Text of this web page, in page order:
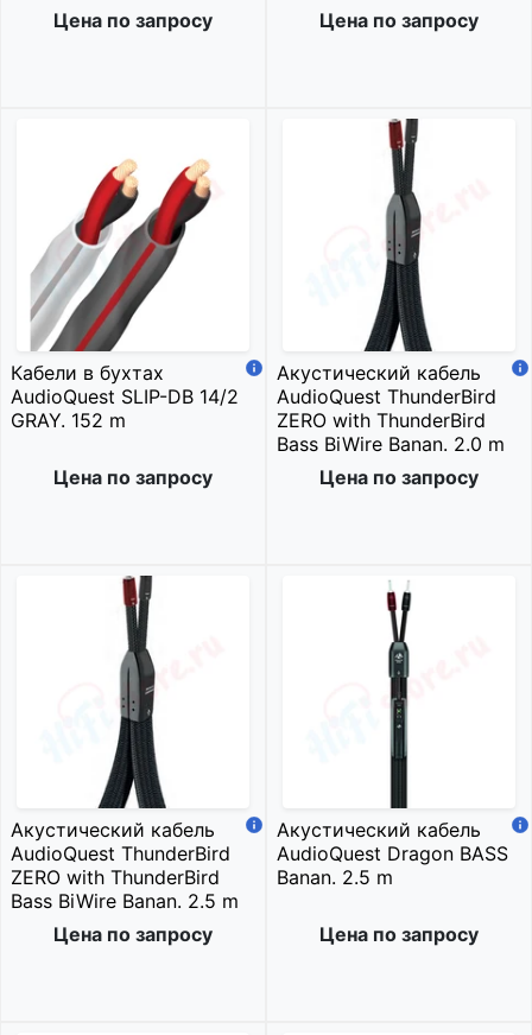
Цена по запросу
Цена по запросу
Кабели в бухтах
AudioQuest SLIP-DB 14/2
GRAY. 152 m
Цена по запросу
Акустический кабель
AudioQuest ThunderBird
ZERO with ThunderBird
Bass BiWire Banan. 2.0 m
Цена по запросу
Акустический кабель
AudioQuest ThunderBird
ZERO with ThunderBird
Bass BiWire Banan. 2.5 m
Цена по запросу
Акустический кабель
AudioQuest Dragon BASS
Banan. 2.5 m
Цена по запросу